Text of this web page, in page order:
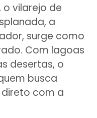
o vilarejo de
a
surge como
Com lagoas
desertas, o
busca
com a